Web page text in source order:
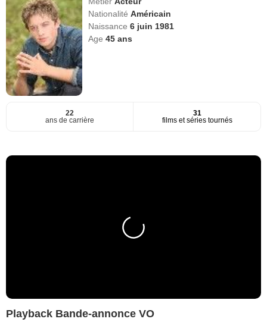
NationalitéAméricain
Naissance6 juin 1981
Age45 ans
22
ans de carrière
31
films et séries tournés
Playback Bande-annonce VO